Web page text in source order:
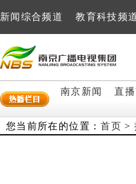
新闻综合频道 教育科技频
南京新闻 直
您当前所在的位置：首页 >